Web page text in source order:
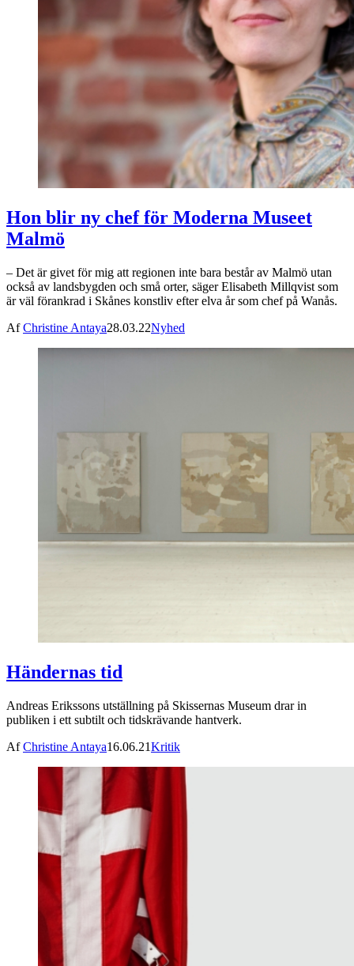
Hon blir ny chef för Moderna Museet
Malmö
– Det är givet för mig att regionen inte bara består av Malmö utan
också av landsbygden och små orter, säger Elisabeth Millqvist som
är väl förankrad i Skånes konstliv efter elva år som chef på Wanås.
AfChristine Antaya28.03.22Nyhed
Händernas tid
Andreas Erikssons utställning på Skissernas Museum drar in
publiken i ett subtilt och tidskrävande hantverk.
AfChristine Antaya16.06.21Kritik